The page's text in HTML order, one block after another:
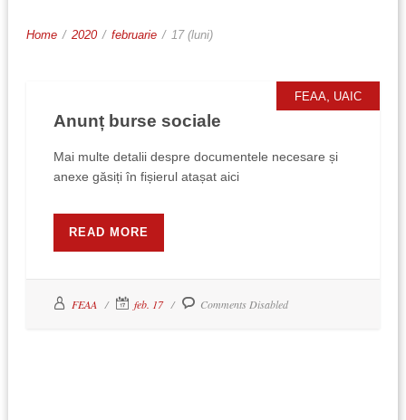
Home / 2020 / februarie / 17 (luni)
FEAA UAIC
Anunț burse sociale
Mai multe detalii despre documentele necesare și
anexe găsiți în fișierul atașat aici
READ MORE
FEAA feb. 17 Comments Disabled